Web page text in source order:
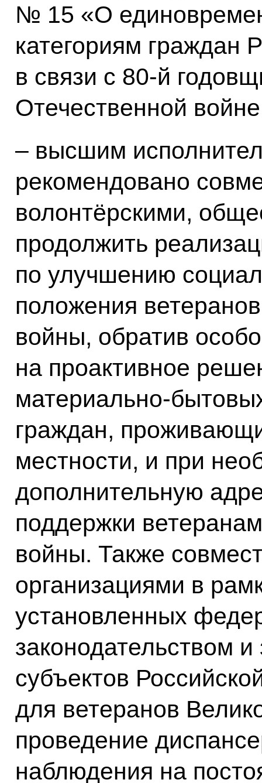
№ 15 «О
категориям граждан
в связи с 80-й
Отечественной
– высшим
рекомендовано
волонтёрскими,
продолжить
по улучшению
положения
войны, обратив
на проактивное
материально-
граждан,
местности, и при
дополнительную
поддержки
войны. Также
организациями в
установленных
законодательством
субъектов
для ветеранов
проведение
наблюдения на